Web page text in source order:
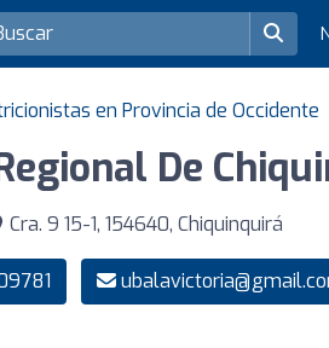
en Provincia de Occidente
De
Cra. 9 15-1, 154640, Chiquinquirá